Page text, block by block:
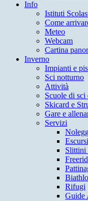
Info
Istituti
Come
Meteo
Webcam
Cartina
Inverno
Impianti e
Sci notturno
Attività
Scuole di sci
Skicard e
Gare e
Servizi
Slittini
Rifugi
Guide